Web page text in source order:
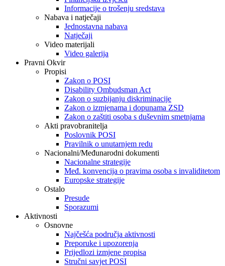
Informacije o trošenju sredstava
Nabava i natječaji
Jednostavna nabava
Natječaji
Video materijali
Video galerija
Pravni Okvir
Propisi
Zakon o POSI
Disability Ombudsman Act
Zakon o suzbijanju diskriminacije
Zakon o izmjenama i dopunama ZSD
Zakon o zaštiti osoba s duševnim smetnjama
Akti pravobranitelja
Poslovnik POSI
Pravilnik o unutarnjem redu
Nacionalni/Međunarodni dokumenti
Nacionalne strategije
Međ. konvencija o pravima osoba s invaliditetom
Europske strategije
Ostalo
Presude
Sporazumi
Aktivnosti
Osnovne
Najčešća područja aktivnosti
Preporuke i upozorenja
Prijedlozi izmjene propisa
Stručni savjet POSI